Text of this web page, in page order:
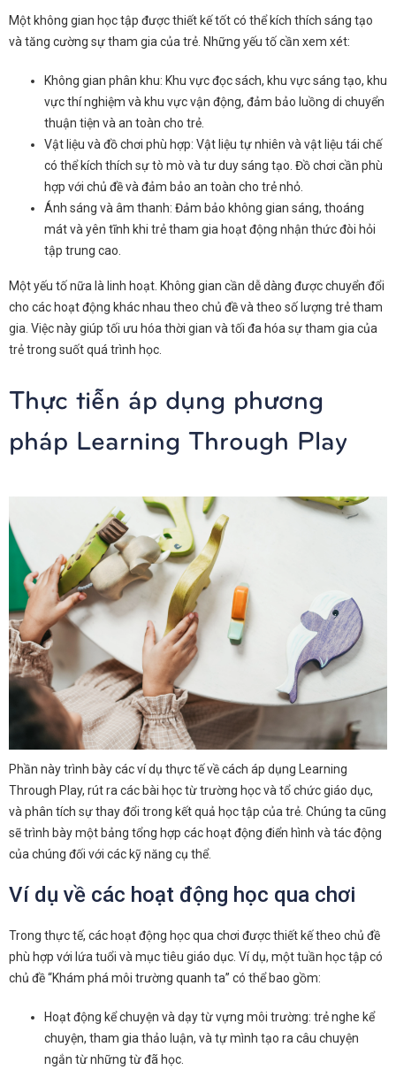
Một không gian học tập được thiết kế tốt có thể kích thích sáng tạo
và tăng cường sự tham gia của trẻ. Những yếu tố cần xem xét:
Không gian phân khu: Khu vực đọc sách, khu vực sáng tạo, khu
vực thí nghiệm và khu vực vận động, đảm bảo luồng di chuyển
thuận tiện và an toàn cho trẻ.
Vật liệu và đồ chơi phù hợp: Vật liệu tự nhiên và vật liệu tái chế
có thể kích thích sự tò mò và tư duy sáng tạo. Đồ chơi cần phù
hợp với chủ đề và đảm bảo an toàn cho trẻ nhỏ.
Ánh sáng và âm thanh: Đảm bảo không gian sáng, thoáng
mát và yên tĩnh khi trẻ tham gia hoạt động nhận thức đòi hỏi
tập trung cao.
Một yếu tố nữa là linh hoạt. Không gian cần dễ dàng được chuyển đổi
cho các hoạt động khác nhau theo chủ đề và theo số lượng trẻ tham
gia. Việc này giúp tối ưu hóa thời gian và tối đa hóa sự tham gia của
trẻ trong suốt quá trình học.
Thực tiễn áp dụng phương
pháp Learning Through Play
Phần này trình bày các ví dụ thực tế về cách áp dụng Learning
Through Play, rút ra các bài học từ trường học và tổ chức giáo dục,
và phân tích sự thay đổi trong kết quả học tập của trẻ. Chúng ta cũng
sẽ trình bày một bảng tổng hợp các hoạt động điển hình và tác động
của chúng đối với các kỹ năng cụ thể.
Ví dụ về các hoạt động học qua chơi
Trong thực tế, các hoạt động học qua chơi được thiết kế theo chủ đề
phù hợp với lứa tuổi và mục tiêu giáo dục. Ví dụ, một tuần học tập có
chủ đề “Khám phá môi trường quanh ta” có thể bao gồm:
Hoạt động kể chuyện và dạy từ vựng môi trường: trẻ nghe kể
chuyện, tham gia thảo luận, và tự mình tạo ra câu chuyện
ngắn từ những từ đã học.